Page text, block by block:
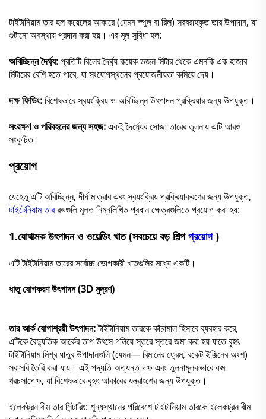
টাইটানিয়াম তার হল কয়েলের আকারে (যেমন স্পুল বা রিল) সরবরাহকৃত তার উপাদান, যা
গুটানো অবস্থায় প্রদান করা হয়। এর মূল সুবিধা হল:
অবিচ্ছিন্ন দৈর্ঘ্য:প্রতিটি রিলের দৈর্ঘ্য কয়েক ডজন মিটার থেকে এমনকি এক হাজার
মিটারের বেশি হতে পারে, যা সংযোগস্থলের প্রয়োজনীয়তা কমিয়ে দেয়।
দক্ষ ফিডিং:বিশেষভাবে স্বয়ংক্রিয় ও অবিচ্ছিন্ন উৎপাদন প্রক্রিয়ার জন্য উপযুক্ত।
সংরক্ষণ ও পরিবহনের জন্য সহজ:একই দৈর্ঘ্যের সোজা তারের তুলনায় এটি আরও
সংকুচিত।
প্রয়োগ
যেহেতু এটি অবিচ্ছিন্ন, দীর্ঘ মাত্রার এবং স্বয়ংক্রিয় প্রক্রিয়াকরণের জন্য উপযুক্ত,
টাইটেনিয়াম তাররডগুলি মূলত নিম্নলিখিত প্রধান ক্ষেত্রগুলিতে প্রয়োগ করা হয়:
1.যোগাত্মক উৎপাদন ও ওয়েল্ডিং খাত (সবচেয়ে বড় শিল্পপ্রয়োগ)
এটি টাইটানিয়াম তারের সর্বোচ্চ ভোগকারী খাতগুলির মধ্যে একটি।
ধাতু যোগকরণ উৎপাদন (3D মুদ্রণ)
তার আর্ক যোগাশ্রয়ী উৎপাদন:টাইটানিয়াম তারকে কাঁচামাল হিসাবে ব্যবহার করে,
এটিকে বৈদ্যুতিক আর্কের তাপ উৎসে গলিয়ে স্তরে স্তরে জমা করা হয় যাতে বৃহৎ
টাইটানিয়াম মিশ্র ধাতুর উপাদানগুলি (যেমন— বিমানের ফ্রেম, রকেট ইঞ্জিনের অংশ)
সরাসরি তৈরি করা যায়। এই পদ্ধতি অত্যন্ত দক্ষ এবং তুলনামূলকভাবে কম
খরচসাপেক্ষ, যা বিশেষভাবে বৃহৎ আকারের যন্ত্রাংশের জন্য উপযুক্ত।
ইলেকট্রন বীম তার সিন্টারিং: শূন্যস্থানের পরিবেশে টাইটানিয়াম তারকে ইলেকট্রন বীম